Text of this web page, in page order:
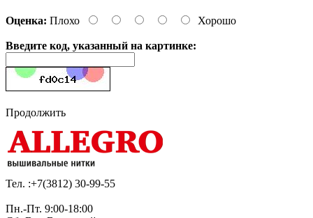
Оценка: Плохо Хорошо
Введите код, указанный на картинке:
Продолжить
Тел. :+7(3812) 30-99-55
Пн.-Пт. 9:00-18:00